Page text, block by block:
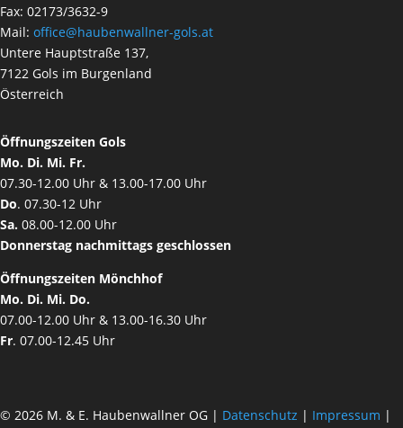
Fax: 02173/3632-9
Mail: office@haubenwallner-gols.at
Untere Hauptstraße 137,
7122 Gols im Burgenland
Österreich
Öffnungszeiten Gols
Mo. Di. Mi. Fr.
07.30-12.00 Uhr & 13.00-17.00 Uhr
Do. 07.30-12 Uhr
Sa. 08.00-12.00 Uhr
Donnerstag nachmittags geschlossen
Öffnungszeiten Mönchhof
Mo. Di. Mi. Do.
07.00-12.00 Uhr & 13.00-16.30 Uhr
Fr. 07.00-12.45 Uhr
© 2026 M. & E. Haubenwallner OG | Datenschutz | Impressum |